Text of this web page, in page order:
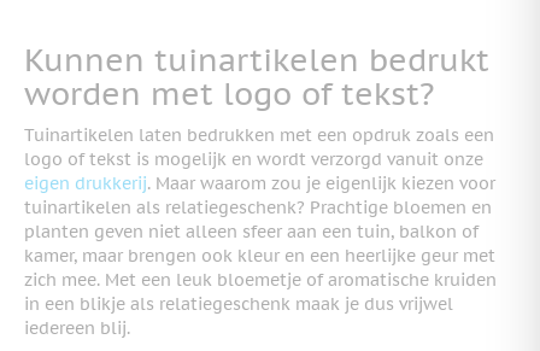
Kunnen tuinartikelen bedrukt
worden met logo of tekst?
Tuinartikelen laten bedrukken met een opdruk zoals een
logo of tekst is mogelijk en wordt verzorgd vanuit onze
eigen drukkerij. Maar waarom zou je eigenlijk kiezen voor
tuinartikelen als relatiegeschenk? Prachtige bloemen en
planten geven niet alleen sfeer aan een tuin, balkon of
kamer, maar brengen ook kleur en een heerlijke geur met
zich mee. Met een leuk bloemetje of aromatische kruiden
in een blikje als relatiegeschenk maak je dus vrijwel
iedereen blij.